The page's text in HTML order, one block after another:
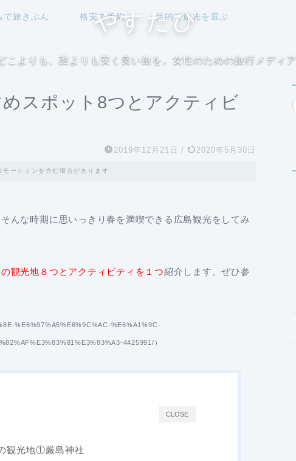
で旅きぶん 格安で予約 目的で旅先を選ぶ
やすたび
こよりも、誰よりも安く良い旅を。女性のための旅行メディア
めスポット8つとアクティビ
2019年12月21日 / 2020年5月30日
モーションを含む場合があります
んな時期に思いっきり春を満喫できる広島観光をしてみ
観光地８つとアクティビティを１つ紹介します。ぜひ参
%E6%97%A5%E6%9C%AC-%E6%A1%9C-
4425991/ ）
CLOSE
観光地①厳島神社